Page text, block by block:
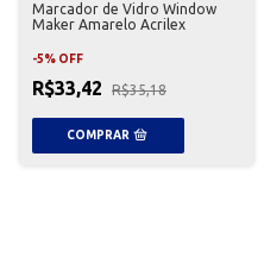
Marcador de Vidro Window
Maker Amarelo Acrilex
-5% OFF
R$33,42 R$35,18